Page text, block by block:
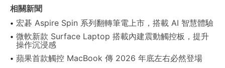
相關新聞
宏碁 Aspire Spin 系列翻轉筆電上市，搭載 AI 智慧體驗
微軟新款 Surface Laptop 搭載內建震動觸控板，提升
操作沉浸感
蘋果首款觸控 MacBook 傳 2026 年底左右必然登場